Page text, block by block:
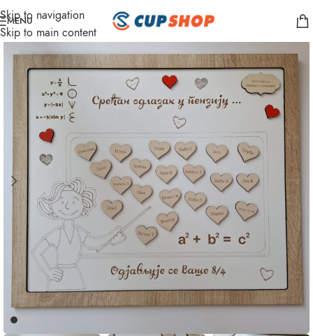
Skip to navigation
Skip to main content
MENU